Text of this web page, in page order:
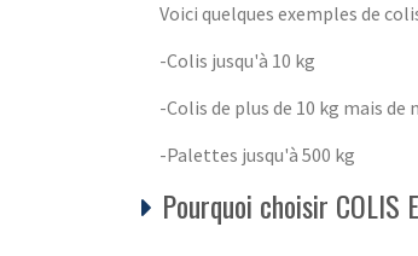
Voici quelques exemples de
-Colis jusqu'à 10 kg
-Colis de plus de 10 kg mais de
-Palettes jusqu'à 500 kg
Pourquoi choisir COLIS